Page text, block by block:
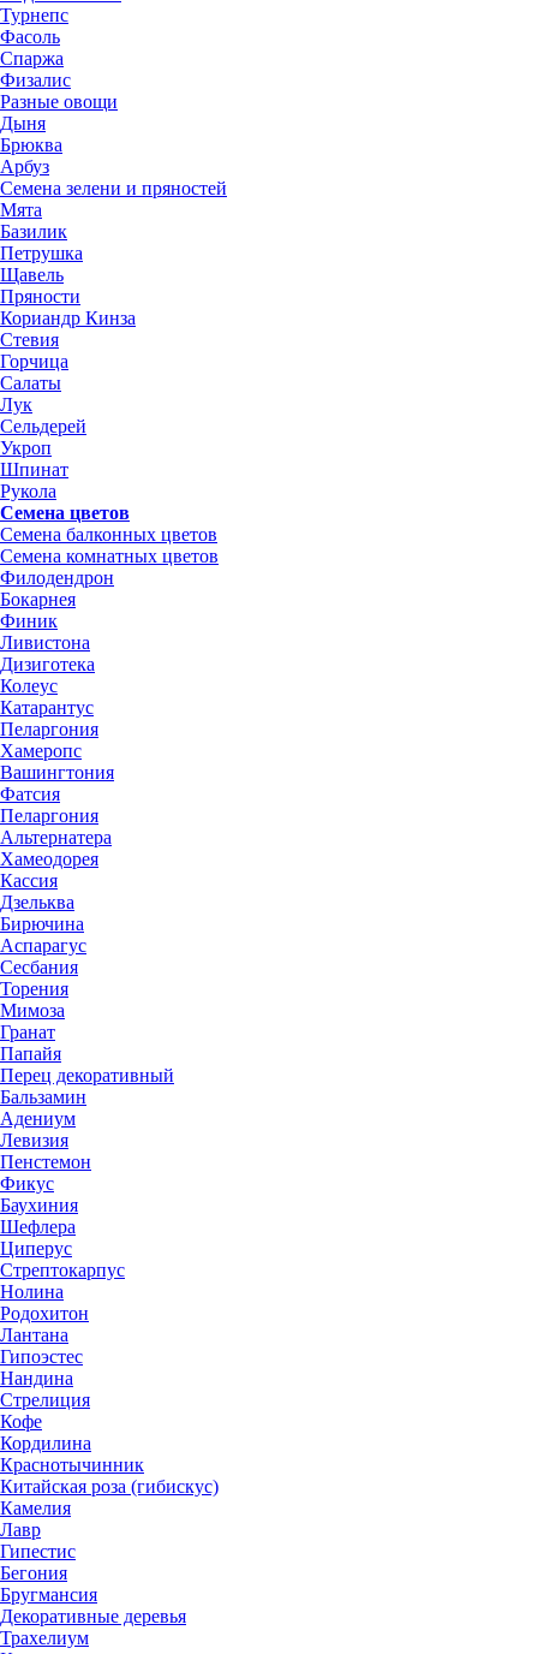
Турнепс
Фасоль
Спаржа
Физалис
Разные овощи
Дыня
Брюква
Арбуз
Семена зелени и пряностей
Мята
Базилик
Петрушка
Щавель
Пряности
Кориандр Кинза
Стевия
Горчица
Салаты
Лук
Сельдерей
Укроп
Шпинат
Рукола
Семена цветов
Семена балконных цветов
Семена комнатных цветов
Филодендрон
Бокарнея
Финик
Ливистона
Дизиготека
Колеус
Катарантус
Пеларгония
Хамеропс
Вашингтония
Фатсия
Пеларгония
Альтернатера
Хамеодорея
Кассия
Дзельква
Бирючина
Аспарагус
Сесбания
Торения
Мимоза
Гранат
Папайя
Перец декоративный
Бальзамин
Адениум
Левизия
Пенстемон
Фикус
Баухиния
Шефлера
Циперус
Стрептокарпус
Нолина
Родохитон
Лантана
Гипоэстес
Нандина
Стрелиция
Кофе
Кордилина
Краснотычинник
Китайская роза (гибискус)
Камелия
Лавр
Гипестис
Бегония
Бругмансия
Декоративные деревья
Трахелиум